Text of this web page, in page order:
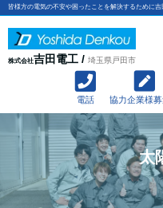
皆様方の電気の不安や困ったことを解決するために
株式会社吉田電工 / 埼玉県戸田市
電話 協力企業様
太